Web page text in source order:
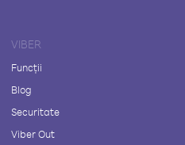
VIBER
Funcții
Blog
Securitate
Viber Out